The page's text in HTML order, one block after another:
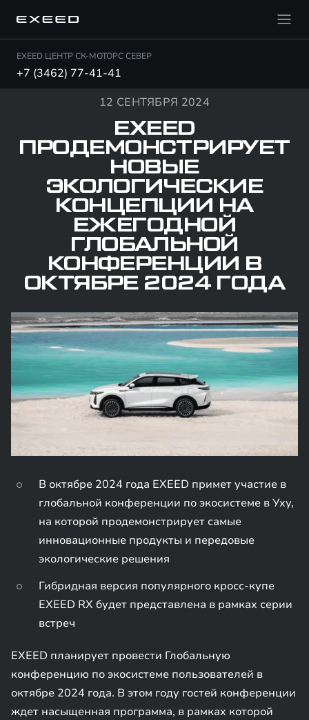
EXEED ЦЕНТР СК-МОТОРС СЕВЕР
+7 (3462) 77-41-41
12 СЕНТЯБРЯ 2024
EXEED
ПРОДЕМОНСТРИРУЕТ
НОВЫЕ
ЭКОЛОГИЧЕСКИЕ
КОНЦЕПЦИИ НА
ЕЖЕГОДНОЙ
ГЛОБАЛЬНОЙ
КОНФЕРЕНЦИИ В
ОКТЯБРЕ 2024 ГОДА
В октябре 2024 года EXEED примет участие в
глобальной конференции по экосистеме в Уху,
на которой продемонстрирует самые
инновационные продукты и передовые
экологические решения
Гибридная версия популярного кросс-купе
EXEED RX будет представлена в рамках серии
встреч
EXEED планирует провести Глобальную
конференцию по экосистеме пользователей в
октябре 2024 года. В этом году гостей конференции
ждет насыщенная программа, в рамках которой